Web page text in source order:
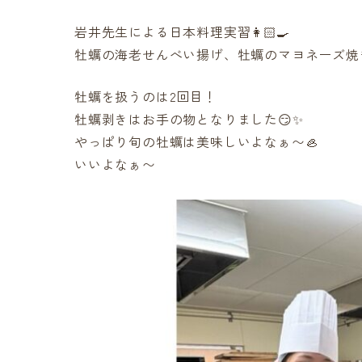
岩井先生による日本料理実習👩🏻‍🍳
牡蠣の海老せんべい揚げ、牡蠣のマヨネーズ
牡蠣を扱うのは2回目！
牡蠣剥きはお手の物となりました😏✨
やっぱり旬の牡蠣は美味しいよなぁ〜🦪
いいよなぁ〜